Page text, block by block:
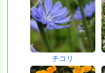
チコリ